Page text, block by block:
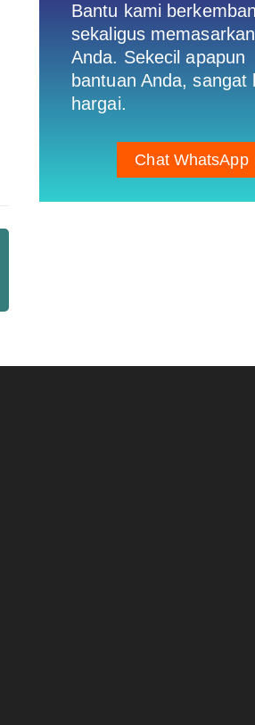
Bantu kami
sekaligus
Anda. Sekecil apapun
bantuan Anda, sangat
hargai.
Chat WhatsApp